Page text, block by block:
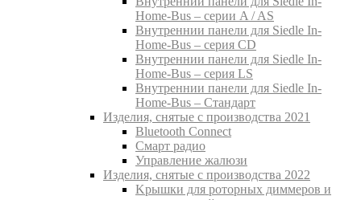
Home-Bus – серии A / AS
Внутреннии панели для Siedle In-
Home-Bus – серия CD
Внутреннии панели для Siedle In-
Home-Bus – серия LS
Внутреннии панели для Siedle In-
Home-Bus – Стандарт
Изделия, снятые с производства 2021
Bluetooth Connect
Смарт радио
Управление жалюзи
Изделия, снятые с производства 2022
Kрышки для роторных диммеров и